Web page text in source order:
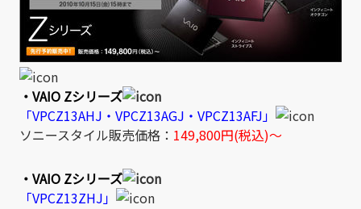
・VAIO Zシリーズ
「VPCZ13AHJ・VPCZ13AGJ・VPCZ13AFJ」
ソニースタイル販売価格： 149,800円(税込)～
・VAIO Zシリーズ
「VPCZ13ZHJ」